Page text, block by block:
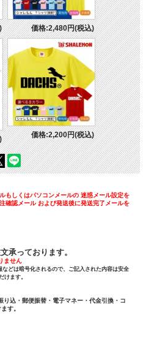
価格:2,480円(税込)
価格:2,200円(税込)
もしくはパソコンメールの 迷惑メール設定を
確認メール および発送後に発送完了メールを
承っております。
ません
どは暗号化されるので、ご記入された内容は安全
けます。
込・郵便振替・電子マネー・代金引換・コ
す。